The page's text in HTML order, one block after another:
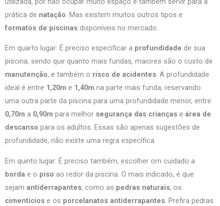
prática de natação . Mas existem muitos outros tipos e
formatos de piscinas disponíveis no mercado.
Em quarto lugar: É preciso especificar a profundidade de sua
piscina, sendo que quanto mais fundas, maiores são o custo de
manutenção, e também o risco de acidentes. A profundidade
ideal é entre 1,20m e 1,40m na parte mais funda, reservando
uma outra parte da piscina para uma profundidade menor, entre
0,70m a 0,90m para melhor segurança das crianças e área de
descanso para os adultos. Essas são apenas sugestões de
profundidade, não existe uma regra específica.
Em quinto lugar: É preciso também, escolher om cuidado a
borda e o piso ao redor da piscina. O mais indicado, é que
sejam antiderrapantes, como as pedras naturais, os
cimentícios e os porcelanatos antiderrapantes. Prefira pedras